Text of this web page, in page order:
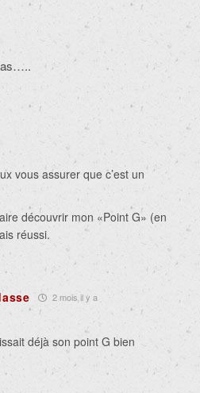
vous assurer que c’est un
découvrir mon «Point G» (en
réussi.
2 mois il y a
déjà son point G bien